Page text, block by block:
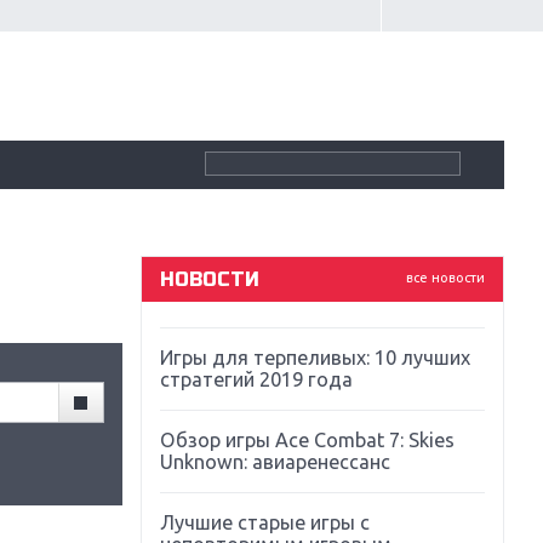
все новости
НОВОСТИ
Souls
Far Cry 5: хвалить нельзя ругать
Игры для терпеливых: 10 лучших
стратегий 2019 года
Обзор игры Ace Combat 7: Skies
Unknown: авиаренессанс
Лучшие старые игры с